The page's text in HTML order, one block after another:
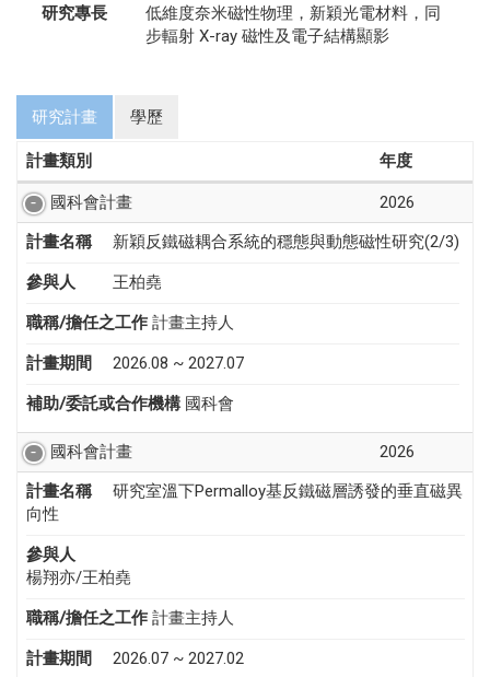
研究專長
低維度奈米磁性物理，新穎光電材料，同
步輻射 X-ray 磁性及電子結構顯影
研究計畫 學歷
計畫類別 年度
國科會計畫
2026
計畫名稱
新穎反鐵磁耦合系統的穩態與動態磁性研究(2/3)
參與人 王柏堯
職稱/擔任之工作 計畫主持人
計畫期間 2026.08 ~ 2027.07
補助/委託或合作機構 國科會
國科會計畫
2026
計畫名稱
研究室溫下Permalloy基反鐵磁層誘發的垂直磁異
向性
參與人
楊翔亦/王柏堯
職稱/擔任之工作 計畫主持人
計畫期間 2026.07 ~ 2027.02